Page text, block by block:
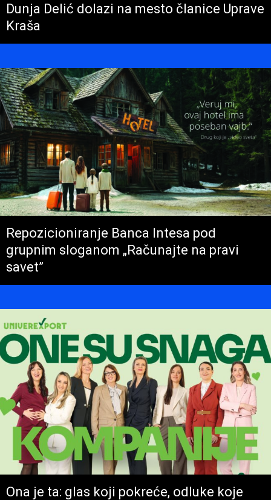
Dunja Delić dolazi na mesto članice Uprave
Kraša
Repozicioniranje Banca Intesa pod
grupnim sloganom „Računajte na pravi
savet”
Ona je ta: glas koji pokreće, odluke koje